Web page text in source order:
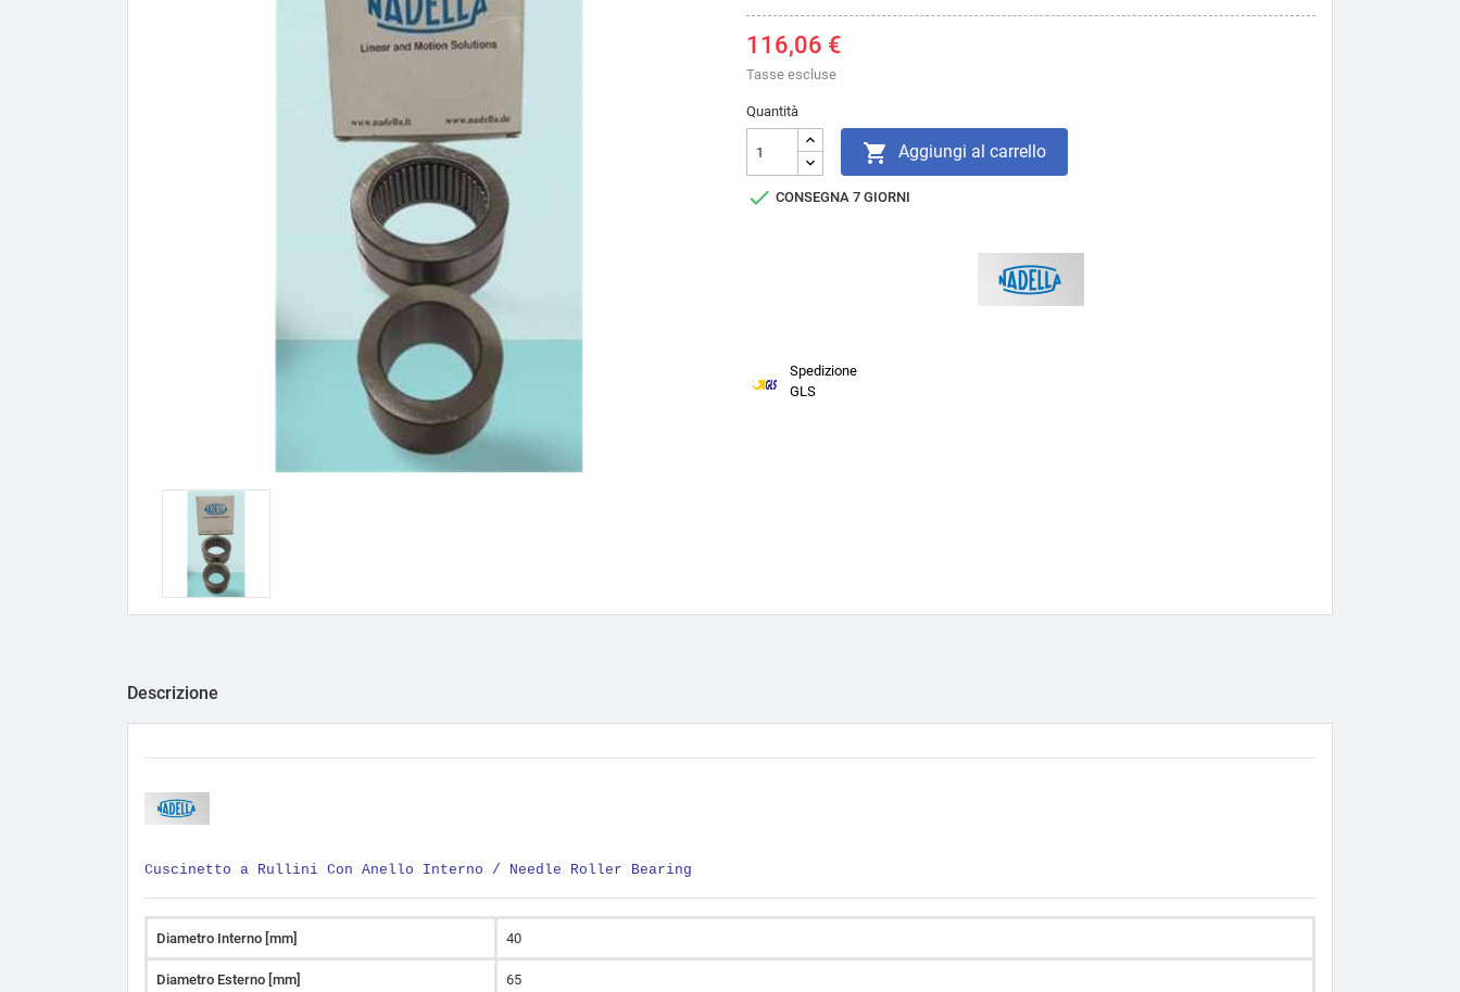
116,06 €
Tasse escluse
Quantità
 Aggiungi al carrello
 CONSEGNA 7 GIORNI
Spedizione
GLS
Descrizione
Cuscinetto a Rullini Con Anello Interno / Needle Roller Bearing
Diametro Interno [mm] 40
Diametro Esterno [mm] 65